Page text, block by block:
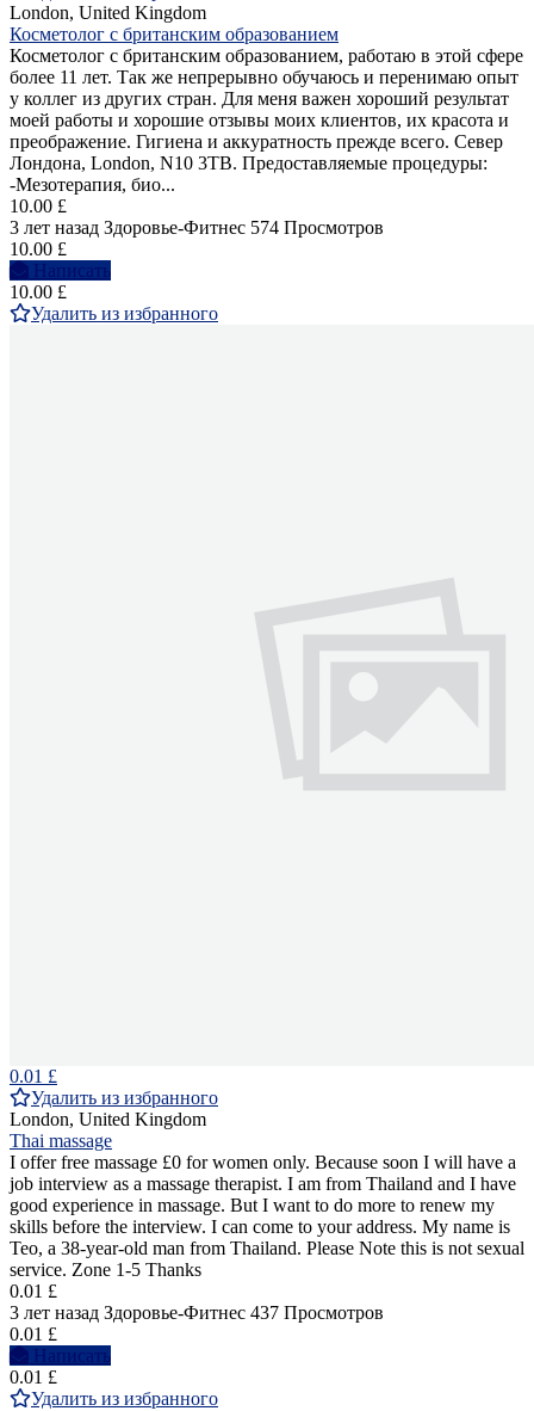
London, United Kingdom
Косметолог с британским образованием
Косметолог с британским образованием, работаю в этой сфере
более 11 лет. Так же непрерывно обучаюсь и перенимаю опыт
у коллег из других стран. Для меня важен хороший результат
моей работы и хорошие отзывы моих клиентов, их красота и
преображение. Гигиена и аккуратность прежде всего. Север
Лондона, London, N10 3TB. Предоставляемые процедуры:
-Мезотерапия, био...
10.00 £
3 лет назад Здоровье-Фитнес 574 Просмотров
10.00 £
Написать
10.00 £
Удалить из избранного
0.01 £
Удалить из избранного
London, United Kingdom
Thai massage
I offer free massage £0 for women only. Because soon I will have a
job interview as a massage therapist. I am from Thailand and I have
good experience in massage. But I want to do more to renew my
skills before the interview. I can come to your address. My name is
Teo, a 38-year-old man from Thailand. Please Note this is not sexual
service. Zone 1-5 Thanks
0.01 £
3 лет назад Здоровье-Фитнес 437 Просмотров
0.01 £
Написать
0.01 £
Удалить из избранного